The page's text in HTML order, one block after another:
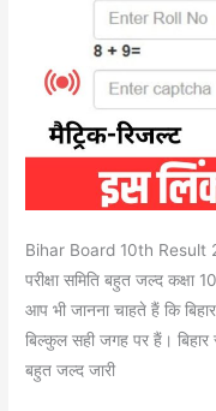
Bihar Board 10th Result
परीक्षा समिति बहुत जल्द कक्षा
आप भी जानना चाहते हैं कि
बिल्कुल सही जगह पर हैं।
बहुत जल्द जारी
Marksheet
Download
Direct
Link
से
देखें
रिजल्ट
(Monday,
3